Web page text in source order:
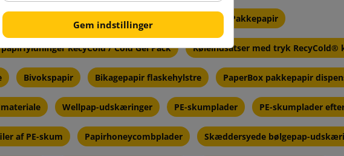
chips til udfyldning af pakker Pakkepapir
RecyCold / Cold Gel Pack Køleindsatser med tryk RecyCold®
Bivokspapir Bikagepapir flaskehylstre PaperBox pakkepapir
Wellpap-udskæringer PE-skumplader PE-skumplader
af PE-skum Papirhoneycombplader Skæddersyede bølgepap-
Gem indstillinger